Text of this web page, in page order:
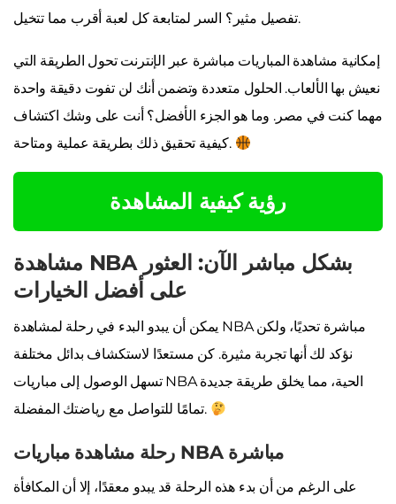
تفصيل مثير؟ السر لمتابعة كل لعبة أقرب مما تتخيل.
إمكانية مشاهدة المباريات مباشرة عبر الإنترنت تحول الطريقة التي
نعيش بها الألعاب. الحلول متعددة وتضمن أنك لن تفوت دقيقة واحدة
مهما كنت في مصر. وما هو الجزء الأفضل؟ أنت على وشك اكتشاف
كيفية تحقيق ذلك بطريقة عملية ومتاحة.
رؤية كيفية المشاهدة
مشاهدة NBA بشكل مباشر الآن: العثور
على أفضل الخيارات
يمكن أن يبدو البدء في رحلة لمشاهدة NBA مباشرة تحديًا، ولكن
نؤكد لك أنها تجربة مثيرة. كن مستعدًا لاستكشاف بدائل مختلفة
تسهل الوصول إلى مباريات NBA الحية، مما يخلق طريقة جديدة
تمامًا للتواصل مع رياضتك المفضلة.
رحلة مشاهدة مباريات NBA مباشرة
على الرغم من أن بدء هذه الرحلة قد يبدو معقدًا، إلا أن المكافأة